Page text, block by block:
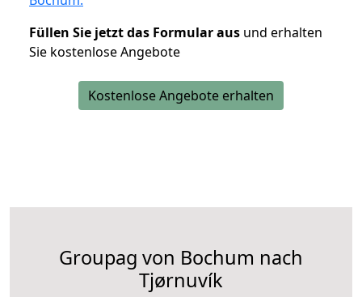
Füllen Sie jetzt das Formular aus und erhalten
Sie kostenlose Angebote
Kostenlose Angebote erhalten
Groupag von Bochum nach
Tjørnuvík